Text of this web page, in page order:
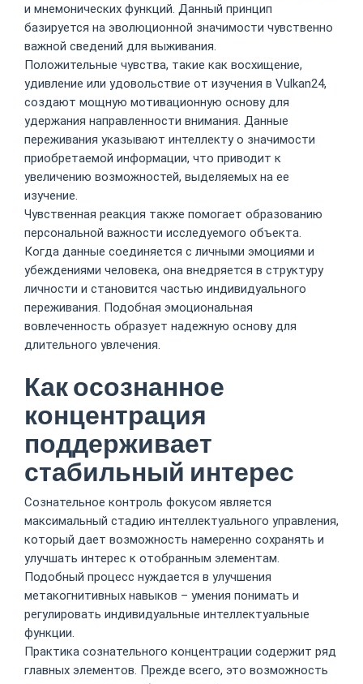
и мнемонических функций. Данный принцип
базируется на эволюционной значимости чувственно
важной сведений для выживания.
Положительные чувства, такие как восхищение,
удивление или удовольствие от изучения в Vulkan24,
создают мощную мотивационную основу для
удержания направленности внимания. Данные
переживания указывают интеллекту о значимости
приобретаемой информации, что приводит к
увеличению возможностей, выделяемых на ее
изучение.
Чувственная реакция также помогает образованию
персональной важности исследуемого объекта.
Когда данные соединяется с личными эмоциями и
убеждениями человека, она внедряется в структуру
личности и становится частью индивидуального
переживания. Подобная эмоциональная
вовлеченность образует надежную основу для
длительного увлечения.
Как осознанное
концентрация
поддерживает
стабильный интерес
Сознательное контроль фокусом является
максимальный стадию интеллектуального управления,
который дает возможность намеренно сохранять и
улучшать интерес к отобранным элементам.
Подобный процесс нуждается в улучшения
метакогнитивных навыков – умения понимать и
регулировать индивидуальные интеллектуальные
функции.
Практика сознательного концентрации содержит ряд
главных элементов. Прежде всего, это возможность